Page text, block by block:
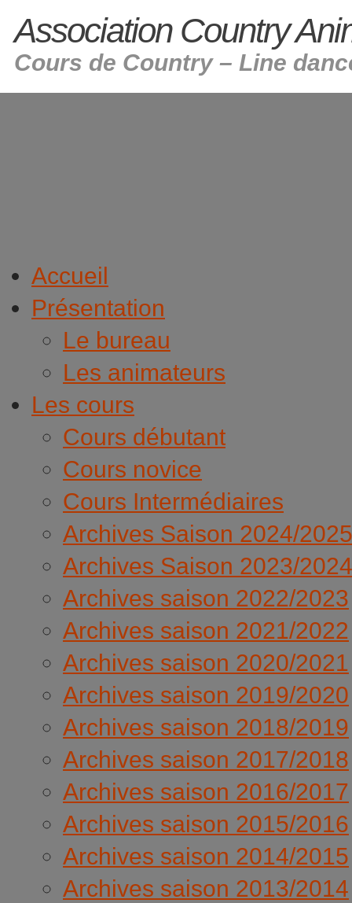
Association Country
Cours de Country – Line
Accueil
Présentation
Le bureau
Les animateurs
Les cours
Cours débutant
Cours novice
Cours Intermédiaires
Archives Saison 2024/2025
Archives Saison 2023/2024
Archives saison 2022/2023
Archives saison 2021/2022
Archives saison 2020/2021
Archives saison 2019/2020
Archives saison 2018/2019
Archives saison 2017/2018
Archives saison 2016/2017
Archives saison 2015/2016
Archives saison 2014/2015
Archives saison 2013/2014